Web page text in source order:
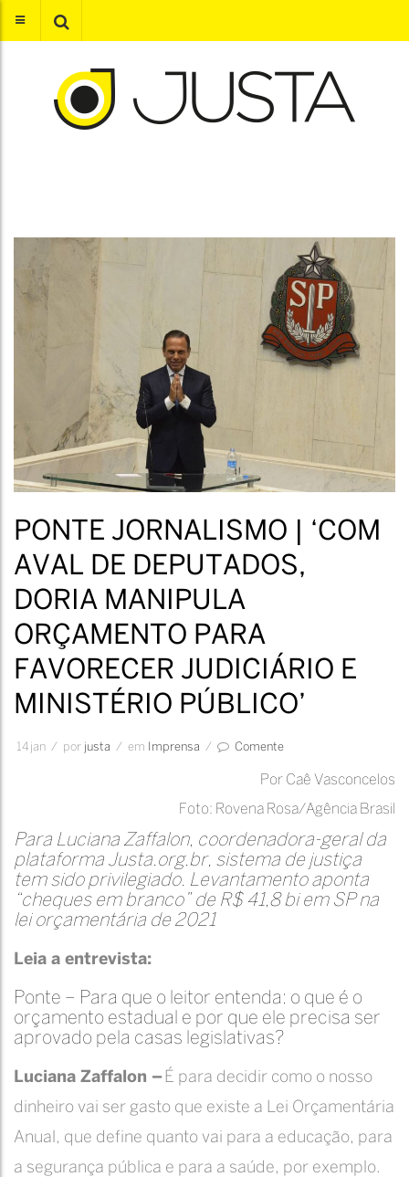
PONTE JORNALISMO | ‘COM
AVAL DE DEPUTADOS,
DORIA MANIPULA
ORÇAMENTO PARA
FAVORECER JUDICIÁRIO E
MINISTÉRIO PÚBLICO’
14 jan / por Justa / em Imprensa / Comente
Por Caê Vasconcelos
Foto: Rovena Rosa/Agência Brasil
Para Luciana Zaffalon, coordenadora-geral da
plataforma Justa.org.br, sistema de justiça
tem sido privilegiado. Levantamento aponta
“cheques em branco” de R$ 41,8 bi em SP na
lei orçamentária de 2021
Leia a entrevista:
Ponte – Para que o leitor entenda: o que é o
orçamento estadual e por que ele precisa ser
aprovado pela casas legislativas?
Luciana Zaffalon – É para decidir como o nosso
dinheiro vai ser gasto que existe a Lei Orçamentária
Anual, que define quanto vai para a educação, para
a segurança pública e para a saúde, por exemplo.